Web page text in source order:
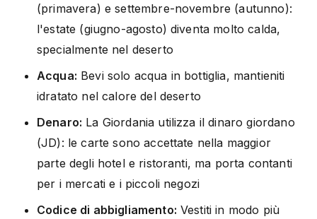
(primavera) e settembre-novembre (autunno):
l'estate (giugno-agosto) diventa molto calda,
specialmente nel deserto
Acqua: Bevi solo acqua in bottiglia, mantieniti
idratato nel calore del deserto
Denaro: La Giordania utilizza il dinaro giordano
(JD): le carte sono accettate nella maggior
parte degli hotel e ristoranti, ma porta contanti
per i mercati e i piccoli negozi
Codice di abbigliamento: Vestiti in modo più